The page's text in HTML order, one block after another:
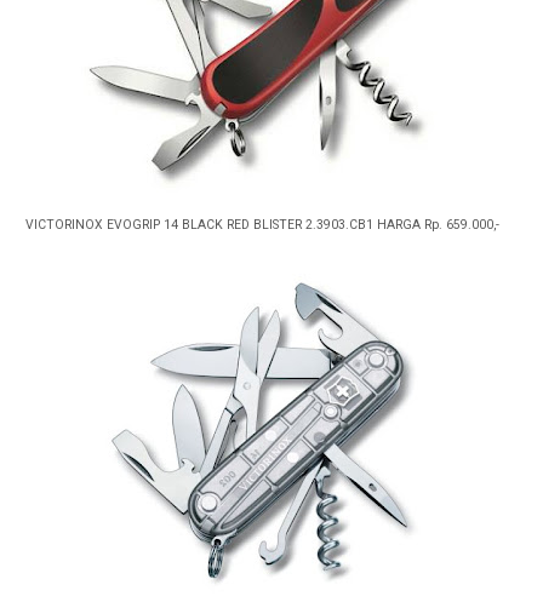
VICTORINOX EVOGRIP 14 BLACK RED BLISTER 2.3903.CB1 HARGA Rp. 659.000,-